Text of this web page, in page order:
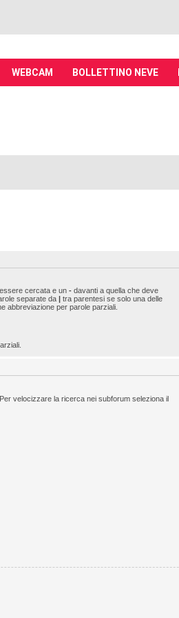
WEBCAM BOLLETTINO NEVE
cercata e un - davanti a quella che deve
separate da | tra parentesi se solo una delle
abbreviazione per parole parziali.
velocizzare la ricerca nei subforum seleziona il